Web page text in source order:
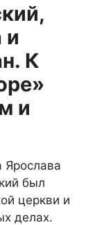
и
К
и
Ярослава
был
церкви и
делах.